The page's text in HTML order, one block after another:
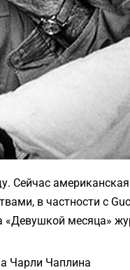
Сейчас
в частности с
«Девушкой месяца»
Чарли Чаплина